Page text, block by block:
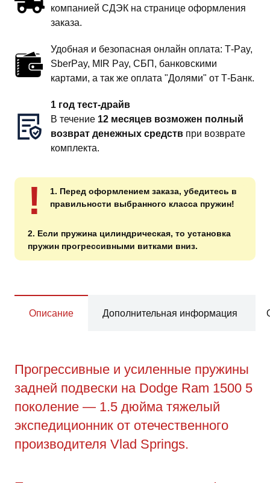
компанией СДЭК на странице оформления
заказа.
Удобная и безопасная онлайн оплата: T‑Pay,
SberPay, MIR Pay, СБП, банковскими
картами, а так же оплата "Долями" от Т-Банк.
1 год тест-драйв
В течение 12 месяцев возможен полный
возврат денежных средств при возврате
комплекта.
!
1. Перед оформлением заказа, убедитесь в
правильности выбранного класса пружин!
2. Если пружина цилиндрическая, то установка
пружин прогрессивными витками вниз.
Описание Дополнительная информация
Прогрессивные и усиленные пружины
задней подвески на Dodge Ram 1500 5
поколение — 1.5 дюйма тяжелый
экспедиционник от отечественного
производителя Vlad Springs.